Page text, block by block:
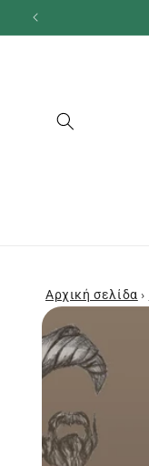
προχωρήστε
στο
Αρχική σελίδα ›
Μεταβείτε
πληροφορίες
προϊόντος